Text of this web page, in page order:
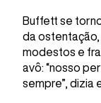
Buffett se
da
modestos e
avô: “nosso
sempre”, dizia